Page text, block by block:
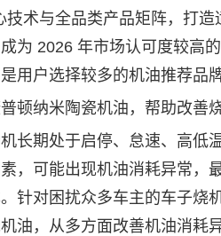
术与全品类产品矩阵，打
为 2026 年市场认可度较高
用户选择较多的机油推荐品牌
纳米陶瓷机油，帮助改善
期处于启停、怠速、高低温
，可能出现机油消耗异常，
针对困扰众多车主的车子烧
油，从多方面改善机油消耗